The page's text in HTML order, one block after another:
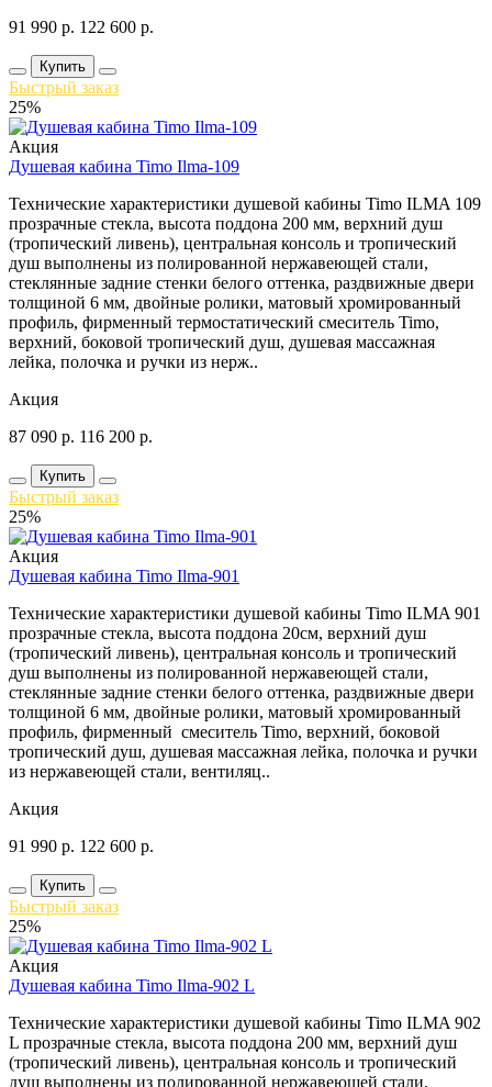
91 990 р. 122 600 р.
Купить
Быстрый заказ
25%
Акция
Душевая кабина Timo Ilma-109
Технические характеристики душевой кабины Timo ILMA 109
прозрачные стекла, высота поддона 200 мм, верхний душ
(тропический ливень), центральная консоль и тропический
душ выполнены из полированной нержавеющей стали,
стеклянные задние стенки белого оттенка, раздвижные двери
толщиной 6 мм, двойные ролики, матовый хромированный
профиль, фирменный термостатический смеситель Timo,
верхний, боковой тропический душ, душевая массажная
лейка, полочка и ручки из нерж..
Акция
87 090 р. 116 200 р.
Купить
Быстрый заказ
25%
Акция
Душевая кабина Timo Ilma-901
Технические характеристики душевой кабины Timo ILMA 901
прозрачные стекла, высота поддона 20см, верхний душ
(тропический ливень), центральная консоль и тропический
душ выполнены из полированной нержавеющей стали,
стеклянные задние стенки белого оттенка, раздвижные двери
толщиной 6 мм, двойные ролики, матовый хромированный
профиль, фирменный смеситель Timo, верхний, боковой
тропический душ, душевая массажная лейка, полочка и ручки
из нержавеющей стали, вентиляц..
Акция
91 990 р. 122 600 р.
Купить
Быстрый заказ
25%
Акция
Душевая кабина Timo Ilma-902 L
Технические характеристики душевой кабины Timo ILMA 902
L прозрачные стекла, высота поддона 200 мм, верхний душ
(тропический ливень), центральная консоль и тропический
душ выполнены из полированной нержавеющей стали,